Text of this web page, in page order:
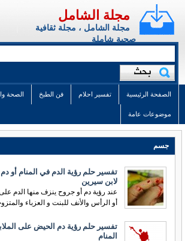
مجلة الشامل
مجلة الشامل ، مجلة ثقافية
صحية شاملة
الصفحة الرئيسية تفسير احلام فن الطبخ الصحة
موضوعات عامة
جسم
تفسير حلم رؤية الدم في المنام أو
لابن سيرين
عند رؤية دم أو جروح ينزف منها الدم على
أو الرأس والأنف للبنت و العزباء
تفسير حلم رؤية دم الحيض على
المنام